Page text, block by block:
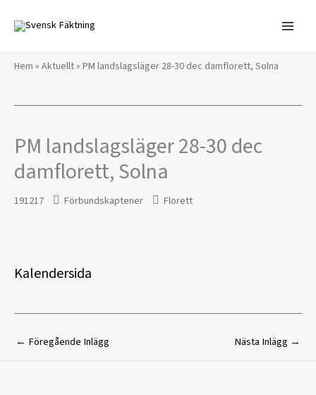
innehåll
Hem » Aktuellt» PM landslagsläger 28-30 dec damflorett, Solna
PM landslagsläger 28-30 dec
damflorett, Solna
191217 Förbundskaptener Florett
Kalendersida
← Föregående Inlägg Nästa Inlägg →